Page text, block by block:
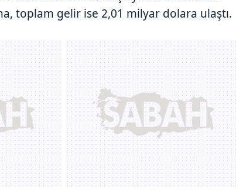
toplam gelir ise 2,01 milyar dolara ulaştı.